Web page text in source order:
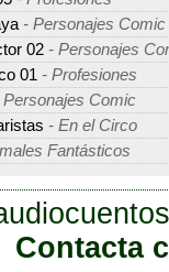
- Personajes Comic
02 - Personajes
01 - Profesiones
Personajes Comic
- En el Circo
Fantásticos
Contacta